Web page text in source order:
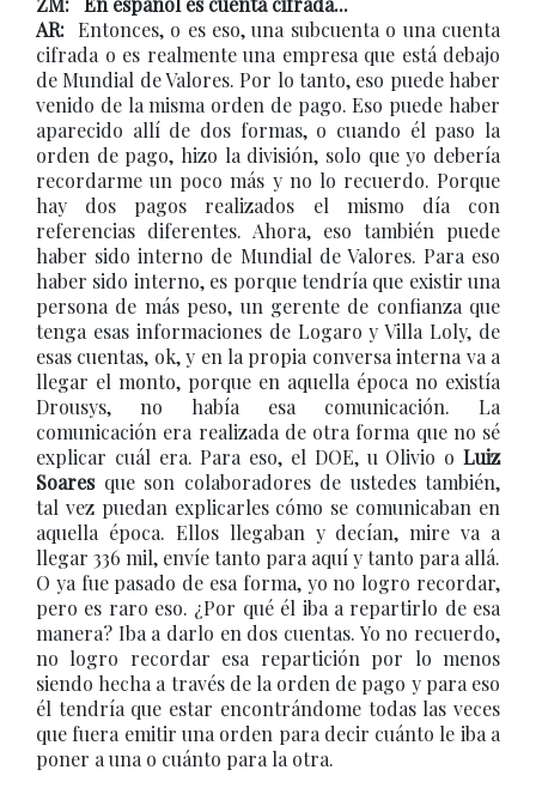
AR: Entonces, o es eso, una subcuenta o una cuenta
cifrada o es realmente una empresa que está debajo
de Mundial de Valores. Por lo tanto, eso puede haber
venido de la misma orden de pago. Eso puede haber
aparecido allí de dos formas, o cuando él paso la
orden de pago, hizo la división, solo que yo debería
recordarme un poco más y no lo recuerdo. Porque
hay dos pagos realizados el mismo día con
referencias diferentes. Ahora, eso también puede
haber sido interno de Mundial de Valores. Para eso
haber sido interno, es porque tendría que existir una
persona de más peso, un gerente de confianza que
tenga esas informaciones de Logaro y Villa Loly, de
esas cuentas, ok, y en la propia conversa interna va a
llegar el monto, porque en aquella época no existía
Drousys, no había esa comunicación. La
comunicación era realizada de otra forma que no sé
explicar cuál era. Para eso, el DOE, u Olivio o Luiz
Soaresque son colaboradores de ustedes también,
tal vez puedan explicarles cómo se comunicaban en
aquella época. Ellos llegaban y decían, mire va a
llegar 336 mil, envíe tanto para aquí y tanto para allá.
O ya fue pasado de esa forma, yo no logro recordar,
pero es raro eso. ¿Por qué él iba a repartirlo de esa
manera? Iba a darlo en dos cuentas. Yo no recuerdo,
no logro recordar esa repartición por lo menos
siendo hecha a través de la orden de pago y para eso
él tendría que estar encontrándome todas las veces
que fuera emitir una orden para decir cuánto le iba a
poner a una o cuánto para la otra.